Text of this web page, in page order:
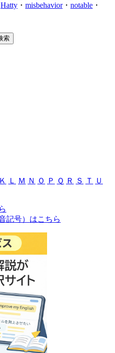
Hatty ・ misbehavior・ notable ・
Ｋ Ｌ Ｍ Ｎ Ｏ Ｐ Ｑ Ｒ Ｓ Ｔ
Ｕ
記号）はこちら